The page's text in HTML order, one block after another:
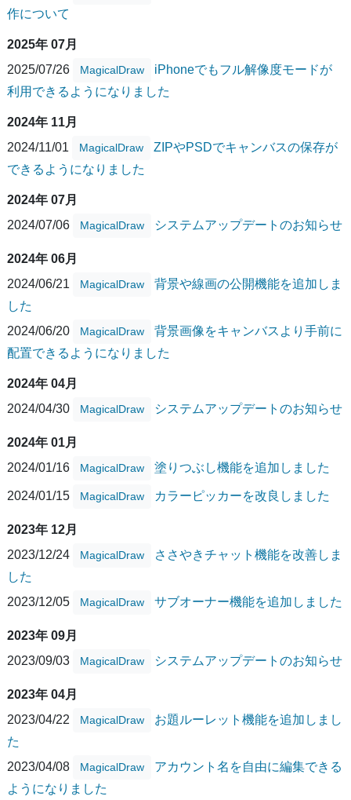
作について
2025年 07月
2025/07/26
MagicalDraw
iPhoneでもフル解像度モードが
利用できるようになりました
2024年 11月
2024/11/01
MagicalDraw
ZIPやPSDでキャンバスの保存が
できるようになりました
2024年 07月
2024/07/06
MagicalDraw システムアップデートのお知らせ
2024年 06月
2024/06/21
MagicalDraw
背景や線画の公開機能を追加しま
した
2024/06/20
MagicalDraw
背景画像をキャンバスより手前に
配置できるようになりました
2024年 04月
2024/04/30
MagicalDraw システムアップデートのお知らせ
2024年 01月
2024/01/16
MagicalDraw 塗りつぶし機能を追加しました
2024/01/15 MagicalDraw カラーピッカーを改良しました
2023年 12月
2023/12/24
MagicalDraw
ささやきチャット機能を改善しま
した
2023/12/05
MagicalDraw サブオーナー機能を追加しました
2023年 09月
2023/09/03
MagicalDraw システムアップデートのお知らせ
2023年 04月
2023/04/22
MagicalDraw
お題ルーレット機能を追加しまし
た
2023/04/08
MagicalDraw
アカウント名を自由に編集できる
ようになりました